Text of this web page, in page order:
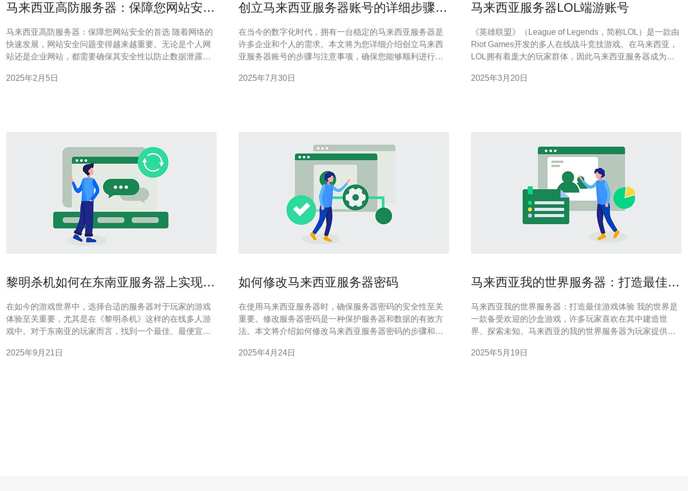
马来西亚高防服务器：保障您网站安全
马来西亚高防服务器：保障您网站安全的首选 随着网络的
快速发展，网站安全问题变得越来越重要。无论是个人网
站还是企业网站，都需要确保其安全性以防止数据泄露、
首选，其强大的防护能力和稳定性能够有效保障您的网站
2025年2月5日
创立马来西亚服务器账号的详细步骤与
在当今的数字化时代，拥有一台稳定的马来西亚服务器是
许多企业和个人的需求。本文将为您详细介绍创立马来西
亚服务器账号的步骤与注意事项，确保您能够顺利进行操
它提供高性能的VPS和优质的技术支持。 步骤一：选择合
2025年7月30日
马来西亚服务器LOL端游账号
《英雄联盟》（League of Legends，简称LOL）是一款由
Riot Games开发的多人在线战斗竞技游戏。在马来西亚，
LOL拥有着庞大的玩家群体，因此马来西亚服务器成为了
号的相关信息。 马来西亚服务器LOL端游账号与其他服务
2025年3月20日
黎明杀机如何在东南亚服务器上实现最
在如今的游戏世界中，选择合适的服务器对于玩家的游戏
体验至关重要，尤其是在《黎明杀机》这样的在线多人游
戏中。对于东南亚的玩家而言，找到一个最佳、最便宜且
络延迟，保证游戏的乐趣和竞争性。本文将深入探讨如何
2025年9月21日
如何修改马来西亚服务器密码
在使用马来西亚服务器时，确保服务器密码的安全性至关
重要。修改服务器密码是一种保护服务器和数据的有效方
法。本文将介绍如何修改马来西亚服务器密码的步骤和技
码登录到服务器。确保您具备管理员权限，以便能够修改
2025年4月24日
马来西亚我的世界服务器：打造最佳游
马来西亚我的世界服务器：打造最佳游戏体验 我的世界是
一款备受欢迎的沙盒游戏，许多玩家喜欢在其中建造世
界、探索未知。马来西亚的我的世界服务器为玩家提供了
友谊、挑战自己。 马来西亚我的世界服务器提供了各种不
2025年5月19日